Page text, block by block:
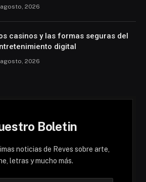
2026
casinos y las formas seguras del
digital
2026
Boletin
noticias de Reves sobre arte,
letras y mucho más.